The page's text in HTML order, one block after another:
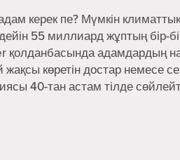
керек пе? Мүмкін
55 миллиард жұптың бір-
адамдардың
көретін достар немесе
40-тан астам тілде